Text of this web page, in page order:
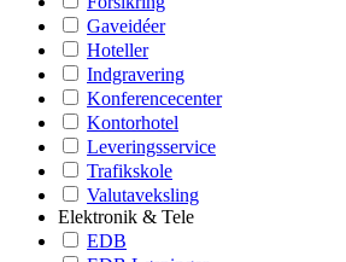
Gaveidéer
Hoteller
Indgravering
Konferencecenter
Kontorhotel
Leveringsservice
Trafikskole
Valutaveksling
Elektronik & Tele
EDB